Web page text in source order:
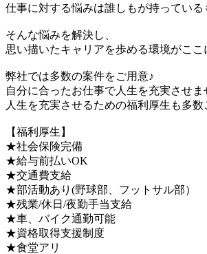
仕事に対する悩みは誰しもが持っている
そんな悩みを解決し、
思い描いたキャリアを歩める環境がここ
弊社では多数の案件をご用意♪
自分に合ったお仕事で人生を充実させま
人生を充実させるための福利厚生も多数
【福利厚生】
★社会保険完備
★給与前払いOK
★交通費支給
★部活動あり(野球部、フットサル部）
★残業/休日/夜勤手当支給
★車、バイク通勤可能
★資格取得支援制度
★食堂アリ